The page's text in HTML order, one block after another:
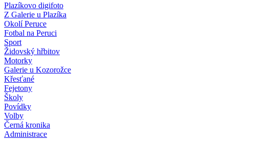
Plazíkovo digifoto
Z Galerie u Plazíka
Okolí Peruce
Fotbal na Peruci
Sport
Židovský hřbitov
Motorky
Galerie u Kozorožce
Křesťané
Fejetony
Školy
Povídky
Volby
Černá kronika
Administrace